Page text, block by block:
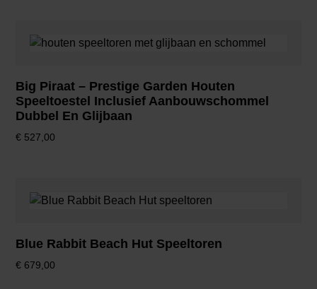
Big Piraat – Prestige Garden Houten
Speeltoestel Inclusief Aanbouwschommel
Dubbel En Glijbaan
€ 527,00
Blue Rabbit Beach Hut Speeltoren
€ 679,00